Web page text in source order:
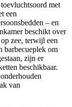
met
een
– en
beschikt over
zee, terwijl een
barbecueplek om
zijn er
beschikbaar.
van